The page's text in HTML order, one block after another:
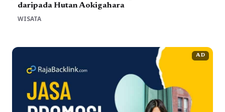
daripada Hutan Aokigahara
WISATA
AD